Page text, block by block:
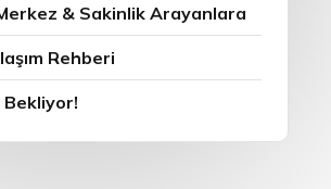
& Sakinlik Arayanlara
Rehberi
Bekliyor!